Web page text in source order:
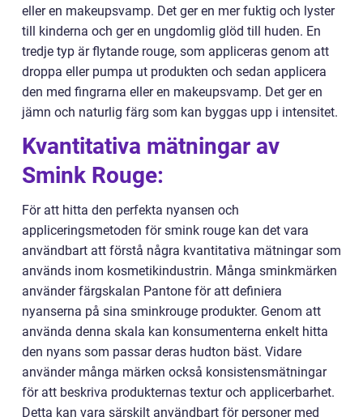
eller en makeupsvamp. Det ger en mer fuktig och lyster
till kinderna och ger en ungdomlig glöd till huden. En
tredje typ är flytande rouge, som appliceras genom att
droppa eller pumpa ut produkten och sedan applicera
den med fingrarna eller en makeupsvamp. Det ger en
jämn och naturlig färg som kan byggas upp i intensitet.
Kvantitativa mätningar av
Smink Rouge:
För att hitta den perfekta nyansen och
appliceringsmetoden för smink rouge kan det vara
användbart att förstå några kvantitativa mätningar som
används inom kosmetikindustrin. Många sminkmärken
använder färgskalan Pantone för att definiera
nyanserna på sina sminkrouge produkter. Genom att
använda denna skala kan konsumenterna enkelt hitta
den nyans som passar deras hudton bäst. Vidare
använder många märken också konsistensmätningar
för att beskriva produkternas textur och applicerbarhet.
Detta kan vara särskilt användbart för personer med